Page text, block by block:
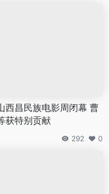
西昌民族电影周闭幕 曹
获特别贡献
292 0